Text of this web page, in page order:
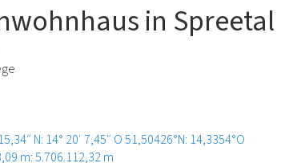
in Spreetal
N: 14° 20′ 7,45″ O51,50426°N: 14,3354°O
m: 5.706.112,32 m